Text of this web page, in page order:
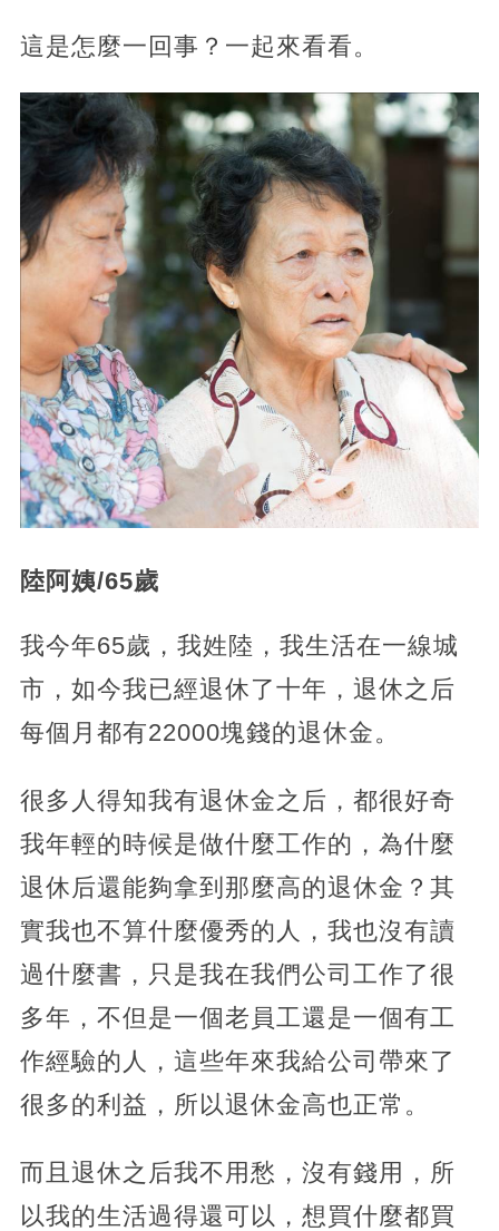
這是怎麼一回事？一起來看看。
陸阿姨/65歲
我今年65歲，我姓陸，我生活在一線城
市，如今我已經退休了十年，退休之后
每個月都有22000塊錢的退休金。
很多人得知我有退休金之后，都很好奇
我年輕的時候是做什麼工作的，為什麼
退休后還能夠拿到那麼高的退休金？其
實我也不算什麼優秀的人，我也沒有讀
過什麼書，只是我在我們公司工作了很
多年，不但是一個老員工還是一個有工
作經驗的人，這些年來我給公司帶來了
很多的利益，所以退休金高也正常。
而且退休之后我不用愁，沒有錢用，所
以我的生活過得還可以，想買什麼都買